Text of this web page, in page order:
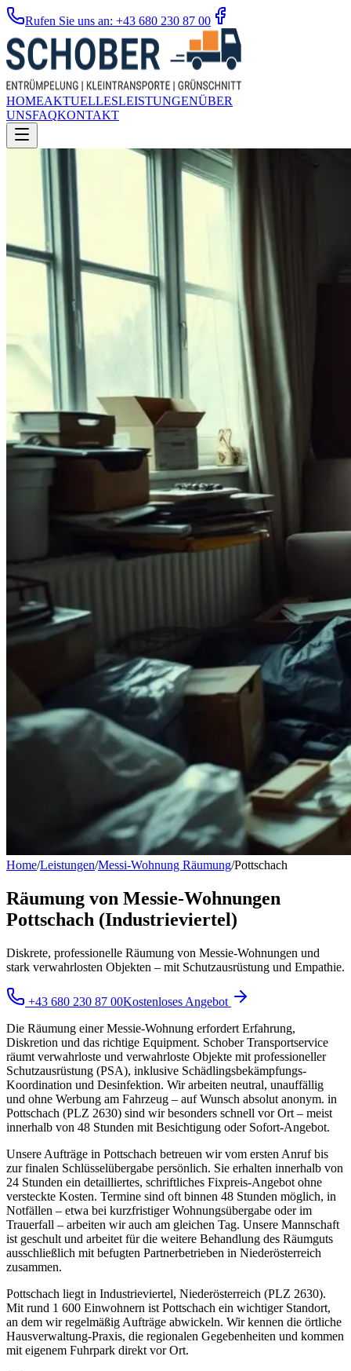
Rufen Sie uns an: +43 680 230 87 00
HOMEAKTUELLESLEISTUNGENÜBER
UNSFAQKONTAKT
Home/Leistungen/Messi-Wohnung Räumung/Pottschach
Räumung von Messie-Wohnungen
Pottschach (Industrieviertel)
Diskrete, professionelle Räumung von Messie-Wohnungen und
stark verwahrlosten Objekten – mit Schutzausrüstung und Empathie.
+43 680 230 87 00Kostenloses Angebot
Die Räumung einer Messie-Wohnung erfordert Erfahrung,
Diskretion und das richtige Equipment. Schober Transportservice
räumt verwahrloste und verwahrloste Objekte mit professioneller
Schutzausrüstung (PSA), inklusive Schädlingsbekämpfungs-
Koordination und Desinfektion. Wir arbeiten neutral, unauffällig
und ohne Werbung am Fahrzeug – auf Wunsch absolut anonym. in
Pottschach (PLZ 2630) sind wir besonders schnell vor Ort – meist
innerhalb von 48 Stunden mit Besichtigung oder Sofort-Angebot.
Unsere Aufträge in Pottschach betreuen wir vom ersten Anruf bis
zur finalen Schlüsselübergabe persönlich. Sie erhalten innerhalb von
24 Stunden ein detailliertes, schriftliches Fixpreis-Angebot ohne
versteckte Kosten. Termine sind oft binnen 48 Stunden möglich, in
Notfällen – etwa bei kurzfristiger Wohnungsübergabe oder im
Trauerfall – arbeiten wir auch am gleichen Tag. Unsere Mannschaft
ist geschult und arbeitet für die weitere Behandlung des Räumguts
ausschließlich mit befugten Partnerbetrieben in Niederösterreich
zusammen.
Pottschach liegt in Industrieviertel, Niederösterreich (PLZ 2630).
Mit rund 1 600 Einwohnern ist Pottschach ein wichtiger Standort,
an dem wir regelmäßig Aufträge abwickeln. Wir kennen die örtliche
Hausverwaltung-Praxis, die regionalen Gegebenheiten und kommen
mit eigenem Fuhrpark direkt vor Ort.